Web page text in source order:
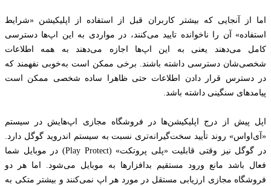
اما از آنجایی که بیشتر کاربران قبل از استفاده از اپلیکیشن «شرایط
استفاده» آن را ناخوانده تایید می‌کنند، در مواردی به این اپ‌ها دسترسی
کامل می‌دهند یعنی به این اپ‌ها اجازه می‌دهند به همه اطلاعات
شخصی‌شان دسترسی داشته باشند. برخی ممکن است به‌خوبی نفهمند که
در دسترس قرار دادن اطلاعات حتی ظاهرا ساده شخصی‌ ممکن است
پیامدهای سنگینی داشته باشد.
اپل پیش از درج اپلیکیشن‌ها در فروشگاه مجازی اپ‌هایش در سیستم
«آی‌اواس» روند تأیید سخت‌گیرانه‌تری نسبت به سیستم اندروید گوگل دارد.
در گوگل نیز وقتی قابلیت «پلی پروتکت» (Play Protect) در موبایل شما
فعال باشد مانع ورود مستقیم بدافزارها به موبایل می‌شود. اما هر دو
فروشگاه مجازی ارزیابی مستقل در مورد هر اپ نمی‌کنند و بیشتر متکی به